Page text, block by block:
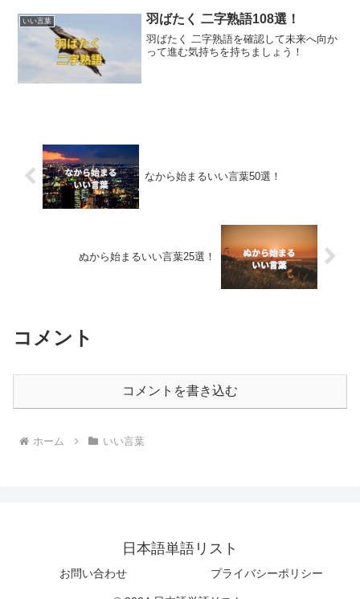
いい言葉 羽ばたく 二字熟語108選！
羽ばたく 二字熟語を確認して未来へ向か
って進む気持ちを持ちましょう！
なから始まるいい言葉50選！
ぬから始まるいい言葉25選！
コメント
コメントを書き込む
ホーム いい言葉
日本語単語リスト
お問い合わせ プライバシーポリシー